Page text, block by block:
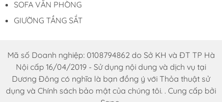
noithatduongdong.com
* Số hotline: 0969.76.1368
* Facebook: Nội Thất Dương Đông
SOFA VĂN PHÒNG
GIƯỜNG TẦNG SẮT
Mã số Doanh nghiệp: 0108794862 do Sở KH và ĐT TP Hà
Nội cấp 16/04/2019 - Sử dụng nội dung và dịch vụ tại
Dương Đông có nghĩa là bạn đồng ý với Thỏa thuật sử
dụng và Chính sách bảo mật của chúng tôi. . Cung cấp bởi